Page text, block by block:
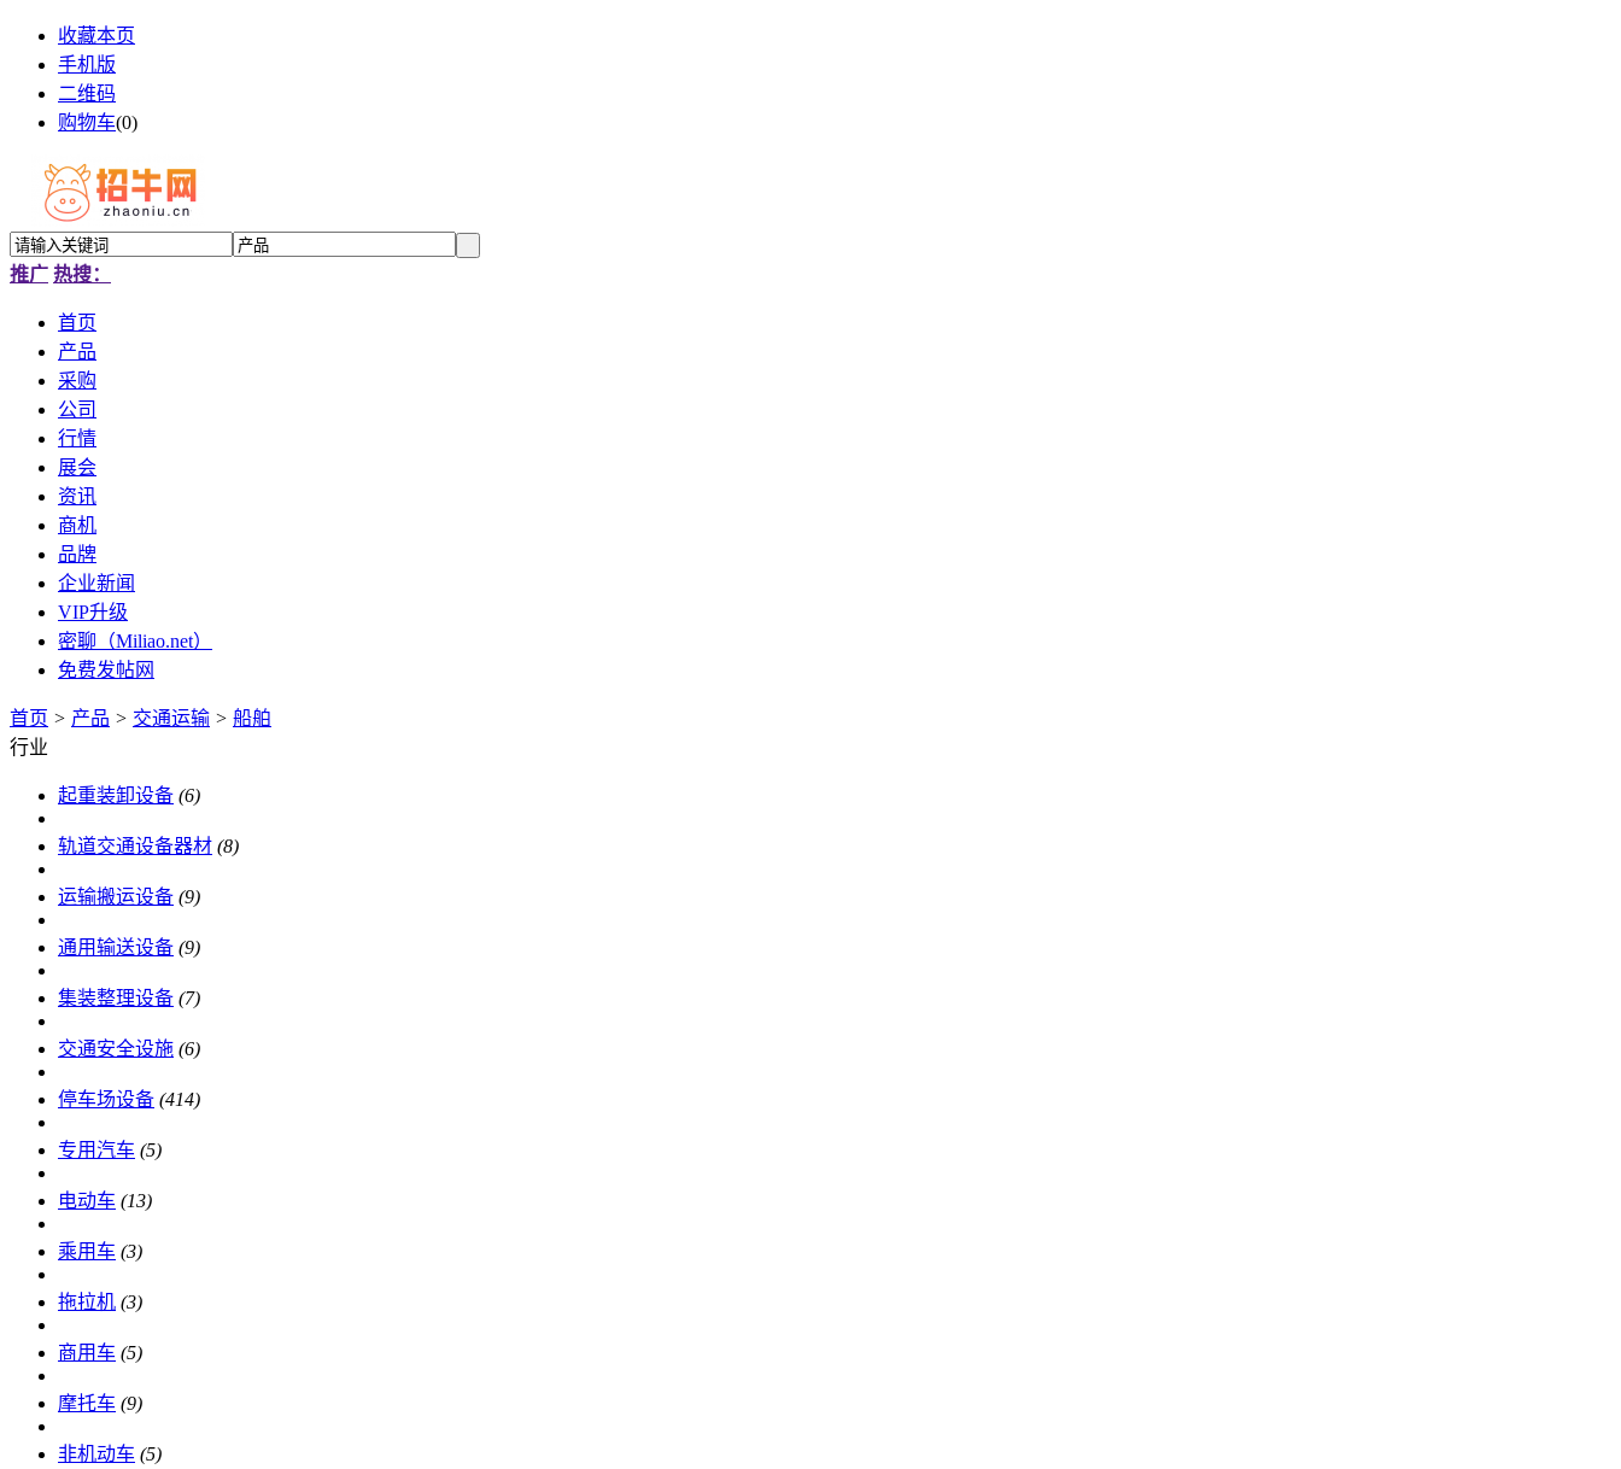
收藏本页
手机版
二维码
购物车(0)
推广 热搜：
首页
产品
采购
公司
行情
展会
资讯
商机
品牌
企业新闻
VIP升级
密聊（Miliao.net）
免费发帖网
首页 > 产品 > 交通运输 > 船舶
行业
起重装卸设备 (6)
轨道交通设备器材 (8)
运输搬运设备 (9)
通用输送设备 (9)
集装整理设备 (7)
交通安全设施 (6)
停车场设备 (414)
专用汽车 (5)
电动车 (13)
乘用车 (3)
拖拉机 (3)
商用车 (5)
摩托车 (9)
非机动车 (5)